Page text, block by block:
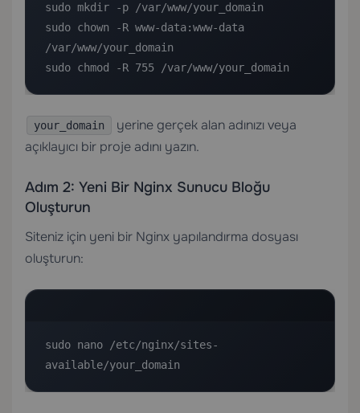
sudo mkdir -p /var/www/your_domain
sudo chown -R www-data:www-data
/var/www/your_domain
sudo chmod -R 755 /var/www/your_domain
your_domain
yerine gerçek alan adınızı veya
açıklayıcı bir proje adını yazın.
Adım 2: Yeni Bir Nginx Sunucu Bloğu
Oluşturun
Siteniz için yeni bir Nginx yapılandırma dosyası
oluşturun:
sudo nano /etc/nginx/sites-
available/your_domain